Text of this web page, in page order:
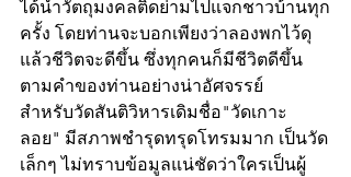
ได้นำวัตถุมงคลติดย่ามไปแจกชาวบ้านทุก
ครั้ง โดยท่านจะบอกเพียงว่าลองพกไว้ดุ
แล้วชีวิตจะดีขึ้น ซึ่งทุกคนก็มีชีวิตดีขึ้น
ตามคำของท่านอย่างน่าอัศจรรย์
สำหรับวัดสันติวิหารเดิมชื่อ"วัดเกาะ
ลอย" มีสภาพชำรุดทรุดโทรมมาก เป็นวัด
เล็กๆ ไม่ทราบข้อมูลแน่ชัดว่าใครเป็นผู้